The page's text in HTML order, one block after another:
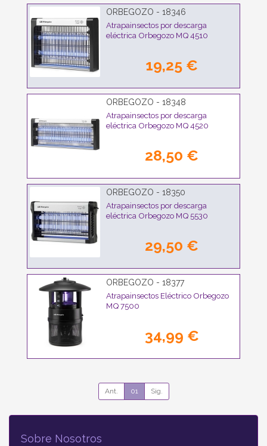
ORBEGOZO - 18346
Atrapainsectos por descarga
eléctrica Orbegozo MQ 4510
19,25 €
ORBEGOZO - 18348
Atrapainsectos por descarga
eléctrica Orbegozo MQ 4520
28,50 €
ORBEGOZO - 18350
Atrapainsectos por descarga
eléctrica Orbegozo MQ 5530
29,50 €
ORBEGOZO - 18377
Atrapainsectos Eléctrico Orbegozo
MQ 7500
34,99 €
Ant. 01 Sig.
Sobre Nosotros